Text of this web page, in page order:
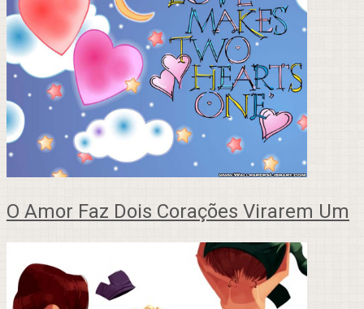
O Amor Faz Dois Corações Virarem Um